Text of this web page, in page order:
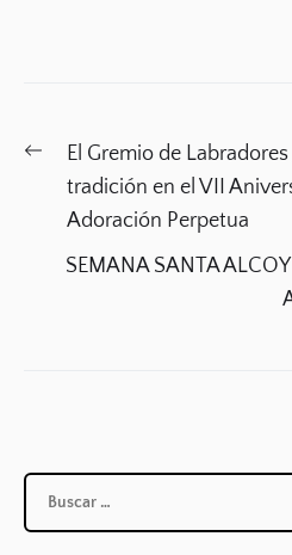
Navegación
entradas
Previous
post:
El Gremio de
tradición en el VII
Adoración Perpetua
SEMANA SANTA
Buscar: